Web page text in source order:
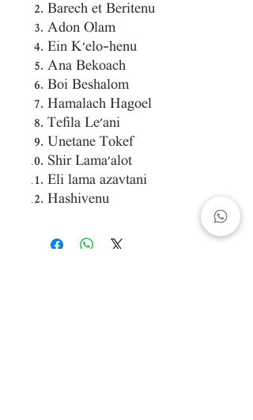
Barech et Beritenu
Adon Olam
Ein K'elo-henu
Ana Bekoach
Boi Beshalom
Hamalach Hagoel
Tefila Le'ani
Unetane Tokef
Shir Lama'alot
Eli lama azavtani
Hashivenu